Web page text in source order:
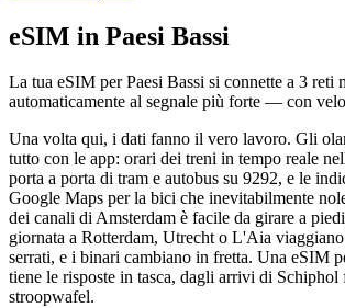
eSIM in Paesi Bassi
La tua eSIM per Paesi Bassi si connette a 3 reti
automaticamente al segnale più forte — con
Una volta qui, i dati fanno il vero lavoro. Gli
tutto con le app: orari dei treni in tempo reale
porta a porta di tram e autobus su 9292, e le
Google Maps per la bici che inevitabilmente
dei canali di Amsterdam è facile da girare a
giornata a Rotterdam, Utrecht o L'Aia
serrati, e i binari cambiano in fretta. Una eSIM
tiene le risposte in tasca, dagli arrivi di
stroopwafel.